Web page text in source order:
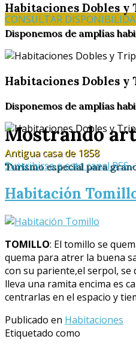
Habitaciones Dobles y
Disponemos de amplías
Habitaciones Dobles y
Disponemos de amplías
Antigua casa de 1858
Turismo especial para
CONSULTAR
Mostrando
Suscribirse a este canal RSS
Habitación
TOMILLO: El tomillo se
quema para atrer la buena
con su pariente,el serpol, se
lleva una ramita encima es
centrarlas en el espacio y
Publicado en Habitaciones
Etiquetado como